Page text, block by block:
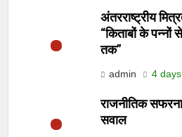
अंतरराष्ट्रीय
“किताबों के
तक”
admin 4
राजनीतिक
सवाल